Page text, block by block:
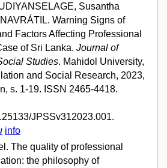
Susantha
Warning Signs of
Factors Affecting Professional
of Sri Lanka. Journal of
Studies. Mahidol University,
and Social Research, 2023,
s. 1-19. ISSN 2465-4418.
JPSSv312023.001.
info
The quality of professional
the philosophy of